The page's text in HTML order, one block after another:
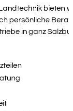
bieten
persönliche
in ganz